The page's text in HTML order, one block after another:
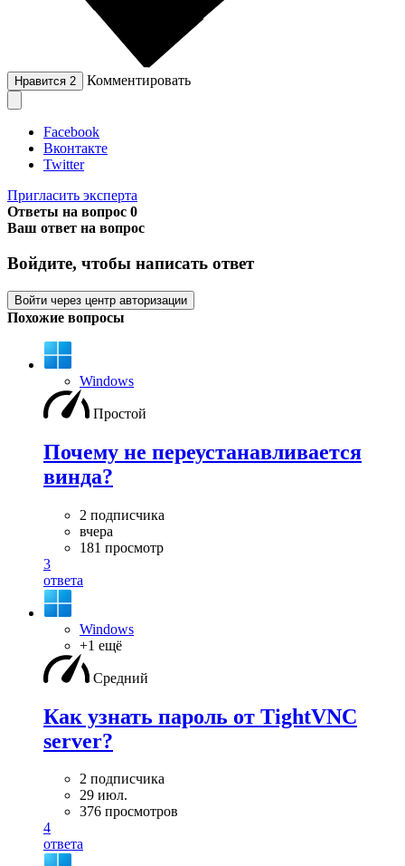
Нравится 2 Комментировать
Facebook
Вконтакте
Twitter
Пригласить эксперта
Ответы на вопрос 0
Ваш ответ на вопрос
Войдите, чтобы написать ответ
Войти через центр авторизации
Похожие вопросы
Windows
Простой
Почему не переустанавливается
винда?
2 подписчика
вчера
181 просмотр
3
ответа
Windows
+1 ещё
Средний
Как узнать пароль от TightVNC
server?
2 подписчика
29 июл.
376 просмотров
4
ответа